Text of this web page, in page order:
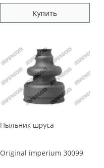
Купить
Пыльник шруса
Original imperium 30099